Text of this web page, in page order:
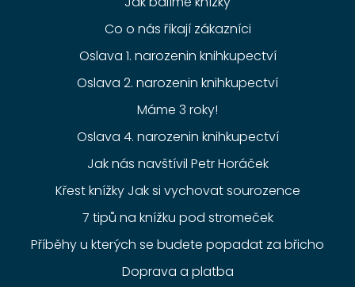
Co o nás říkají zákazníci
Oslava 1. narozenin knihkupectví
Oslava 2. narozenin knihkupectví
Máme 3 roky!
Oslava 4. narozenin knihkupectví
Jak nás navštívil Petr Horáček
Křest knížky Jak si vychovat sourozence
7 tipů na knížku pod stromeček
Příběhy u kterých se budete popadat za břicho
Doprava a platba